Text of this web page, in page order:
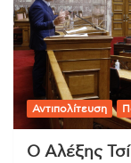
Αντιπολίτευση
Ο Αλέξης